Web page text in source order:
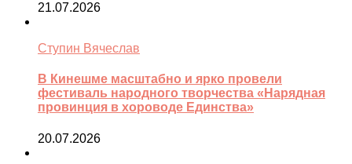
21.07.2026
Ступин Вячеслав
В Кинешме масштабно и ярко провели
фестиваль народного творчества «Нарядная
провинция в хороводе Единства»
20.07.2026